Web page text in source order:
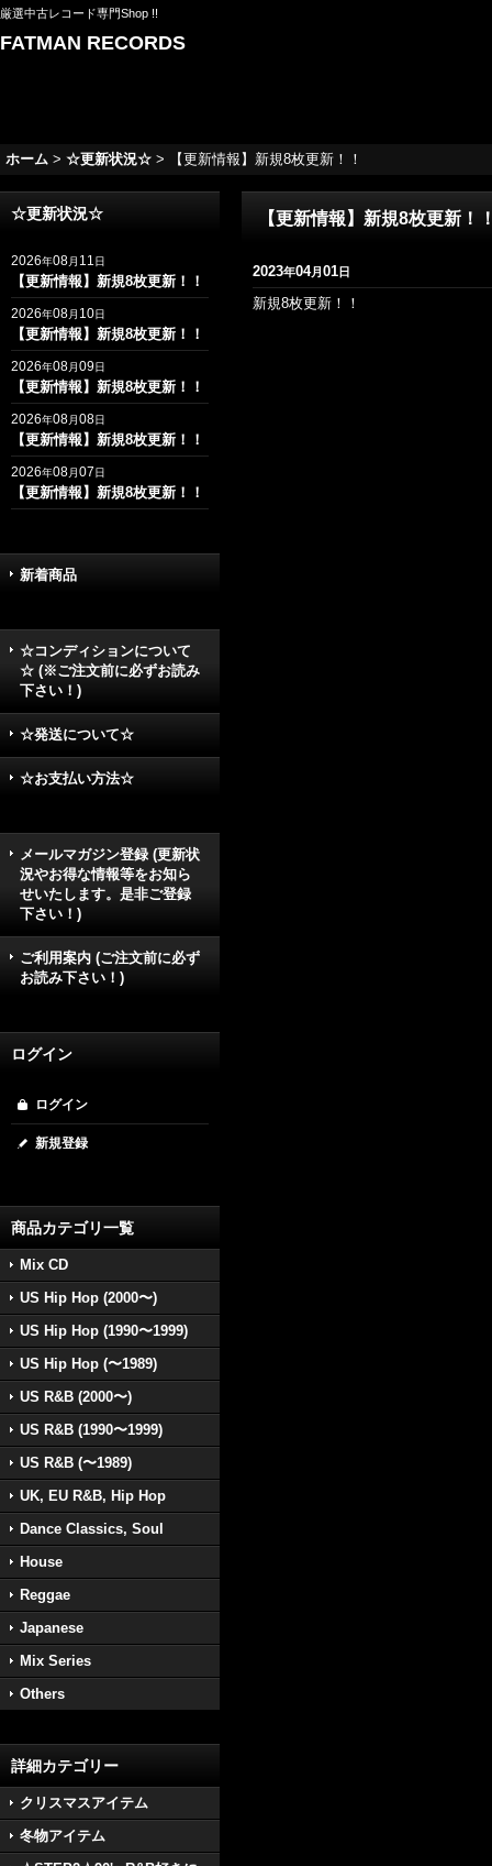
厳選中古レコード専門Shop !!
FATMAN RECORDS
ホーム > ☆更新状況☆ > 【更新情報】新規8枚更新！！
☆更新状況☆
2026年08月 11日
【更新情報】新規8枚更新！！
2026年08月 10日
【更新情報】新規8枚更新！！
2026年08月09日
【更新情報】新規8枚更新！！
2026年08月08日
【更新情報】新規8枚更新！！
2026年08月07日
【更新情報】新規8枚更新！！
新着商品
☆コンディションについて
☆ (※ご注文前に必ずお読み
下さい！)
☆発送について☆
☆お支払い方法☆
メールマガジン登録 (更新状
況やお得な情報等をお知ら
せいたします。是非ご登録
下さい！)
ご利用案内 (ご注文前に必ず
お読み下さい！)
ログイン
ログイン
新規登録
商品カテゴリ一覧
Mix CD
US Hip Hop (2000〜)
US Hip Hop (1990〜1999)
US Hip Hop (〜1989)
US R&B (2000〜)
US R&B (1990〜1999)
US R&B (〜1989)
UK, EU R&B, Hip Hop
Dance Classics, Soul
House
Reggae
Japanese
Mix Series
Others
詳細カテゴリー
クリスマスアイテム
冬物アイテム
【更新情報】新規8枚更新！
2023年04月01日
新規8枚更新！！